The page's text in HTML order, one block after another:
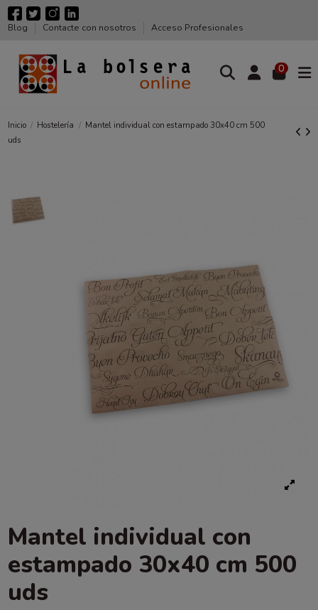
Blog Contacte con nosotros Acceso Profesionales
0
Inicio Hostelería
Mantel individual con estampado 30x40 cm 500
uds
Mantel individual con
estampado 30x40 cm 500
uds